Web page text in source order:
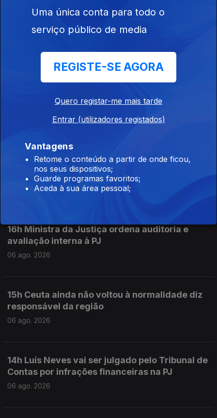
instituições", diz PR
17h MAI elogia iniciativa da Ministra da Justiça
06 ago. 2026
16h Ministra da Justiça ordena auditoria e
avaliação interna à PJ
06 ago. 2026
15h Ceuta ainda não voltou à normalidade diz
responsável da região
06 ago. 2026
14h Luís Neves vai ser julgado pelo Tribunal de
Contas por infrações financeiras na PJ
06 ago. 2026
Uma única conta para todo o
serviço público de media
REGISTE-SE AGORA
Quero registar-me mais tarde
Entrar (utilizadores registados)
Vantagens
Retome o conteúdo a partir de onde ficou,
nos seus dispositivos;
Guarde programas favoritos;
Aceda à sua área pessoal;